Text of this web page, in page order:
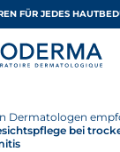
FÜR JEDES
Dermatologen
bei